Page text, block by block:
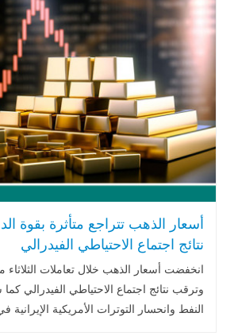
أسعار الذهب تتراجع متأثرة بقوة
نتائج اجتماع الاحتياطي الفيدرالي
انخفضت أسعار الذهب خلال تعاملات الثلاثاء
وترقب نتائج اجتماع الاحتياطي الفيدرالي
النفط وانحسار التوترات الأمريكية